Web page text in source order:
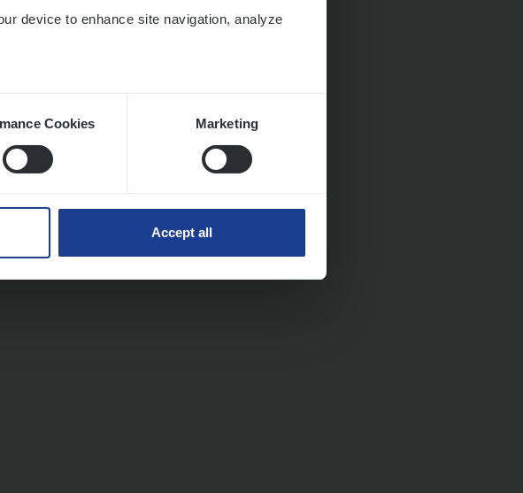
device to enhance site navigation, analyze
Cookies Marketing
Accept all